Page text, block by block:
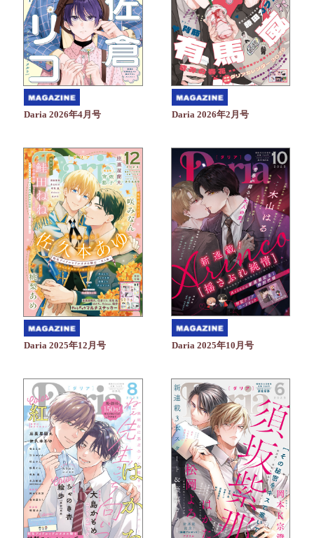
Daria 2026年4月号 Daria 2026年2月号
Daria 2025年12月号 Daria 2025年10月号